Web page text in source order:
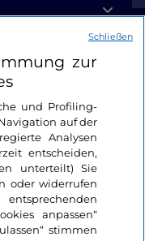
zur
und Profiling-
auf der
Analysen
entscheiden,
unterteilt) Sie
oder widerrufen
anpassen“
stimmen
Schließen